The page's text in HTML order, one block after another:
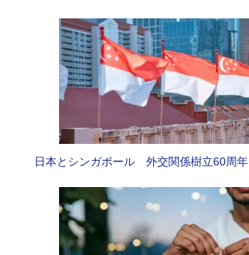
日本とシンガポール 外交関係樹立60周年